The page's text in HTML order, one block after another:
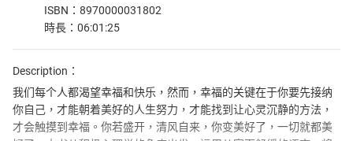
ISBN：8970000031802
時長：06:01:25
Description：
我们每个人都渴望幸福和快乐，然而，幸福的关键在于你要先接纳
你自己，才能朝着美好的人生努力，才能找到让心灵沉静的方法，
才会触摸到幸福。你若盛开，清风自来，你变美好了，一切就都美